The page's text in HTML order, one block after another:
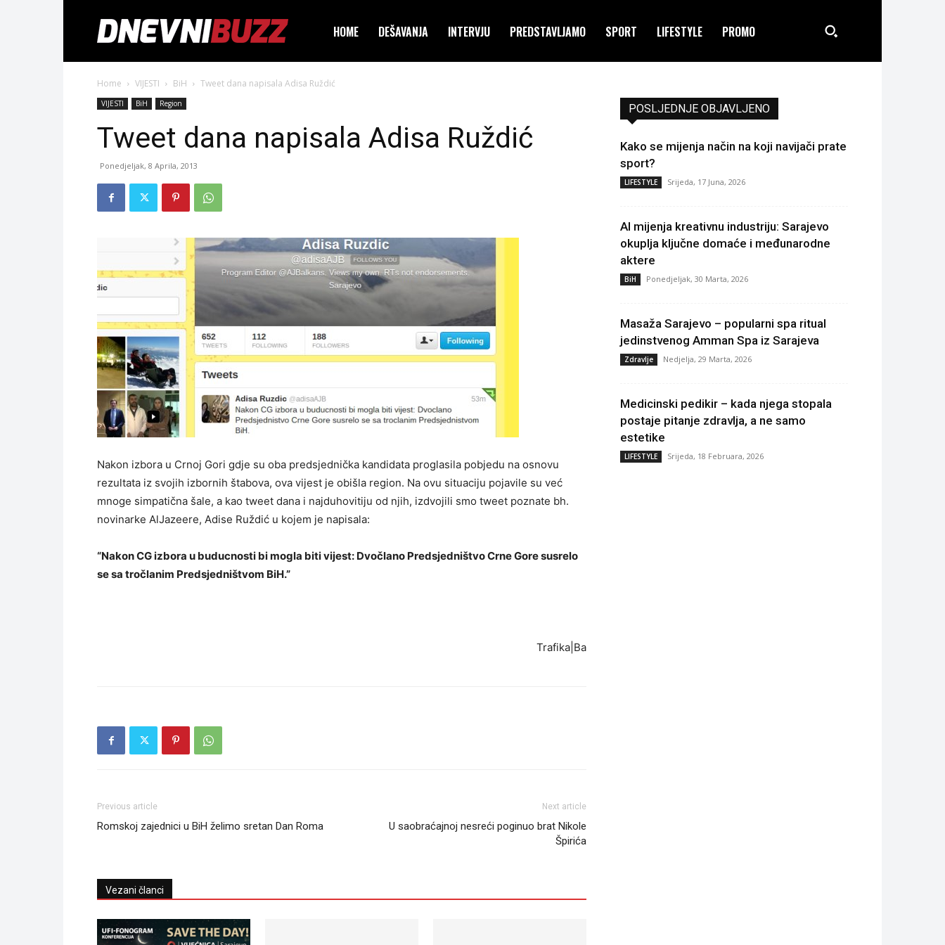
HOME DEŠAVANJA INTERVJU PREDSTAVLJAMO SPORT LIFESTYLE PROMO
Home VIJESTI BiH Tweet dana napisala Adisa Ruždić
VIJESTI BiH Region
Tweet dana napisala Adisa Ruždić
Ponedjeljak, 8 Aprila, 2013
Nakon izbora u Crnoj Gori gdje su oba predsjednička kandidata proglasila pobjedu na osnovu
rezultata iz svojih izbornih štabova, ova vijest je obišla region. Na ovu situaciju pojavile su već
mnoge simpatična šale, a kao tweet dana i najduhovitiju od njih, izdvojili smo tweet poznate bh.
novinarke AlJazeere, Adise Ruždić u kojem je napisala:
“Nakon CG izbora u buducnosti bi mogla biti vijest: Dvočlano Predsjedništvo Crne Gore susrelo
se sa tročlanim Predsjedništvom BiH.”
Trafika|Ba
Previous article
Romskoj zajednici u BiH želimo sretan Dan Roma
Next article
U saobraćajnoj nesreći poginuo brat Nikole
Špirića
Vezani članci
POSLJEDNJE OBJAVLJENO
Kako se mijenja način na koji navijači prate
sport?
LIFESTYLE Srijeda, 17 Juna, 2026
AI mijenja kreativnu industriju: Sarajevo
okuplja ključne domaće i međunarodne
aktere
BiH Ponedjeljak, 30 Marta, 2026
Masaža Sarajevo – popularni spa ritual
jedinstvenog Amman Spa iz Sarajeva
Zdravlje Nedjelja, 29 Marta, 2026
Medicinski pedikir – kada njega stopala
postaje pitanje zdravlja, a ne samo
estetike
LIFESTYLE Srijeda, 18 Februara, 2026